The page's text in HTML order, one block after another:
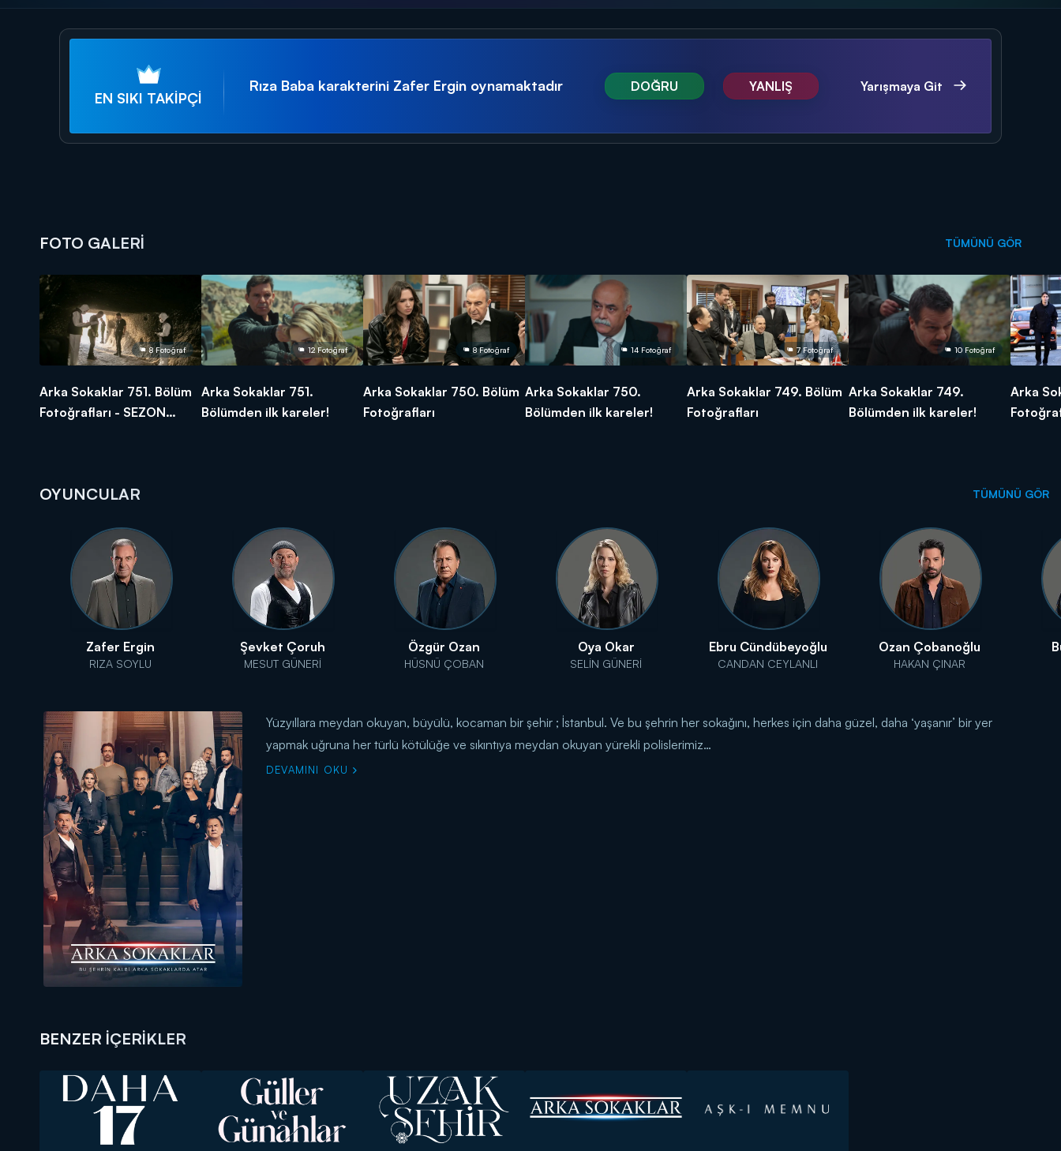
EN SIKI TAKİPÇİ
Rıza Baba karakterini Zafer Ergin oynamaktadır DOĞRU YANLIŞ Yarışmaya Git
FOTO GALERİ TÜMÜNÜ GÖR
8 Fotoğraf
Arka Sokaklar 751. Bölüm
Fotoğrafları - SEZON
12 Fotoğraf
Arka Sokaklar 751.
Bölümden ilk kareler!
8 Fotoğraf
Arka Sokaklar 750. Bölüm
Fotoğrafları
14 Fotoğraf
Arka Sokaklar 750.
Bölümden ilk kareler!
7 Fotoğraf
Arka Sokaklar 749. Bölüm
Fotoğrafları
10 Fotoğraf
Arka Sokaklar 749.
Bölümden ilk kareler!
Arka
OYUNCULAR TÜMÜNÜ GÖR
Zafer Ergin
RIZA SOYLU
Şevket Çoruh
MESUT GÜNERİ
Özgür Ozan
HÜSNÜ ÇOBAN
Oya Okar
SELİN GÜNERİ
Ebru Cündübeyoğlu
CANDAN CEYLANLI
Ozan Çobanoğlu
HAKAN ÇINAR
Yüzyıllara meydan okuyan, büyülü, kocaman bir şehir ; İstanbul. Ve bu şehrin her sokağını, herkes için daha güzel, daha ‘yaşanır’ bir yer
yapmak uğruna her türlü kötülüğe ve sıkıntıya meydan okuyan yürekli polislerimiz…
DEVAMINI OKU
BENZER İÇERİKLER